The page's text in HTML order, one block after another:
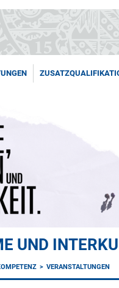
UND
VERANSTALTUNGEN